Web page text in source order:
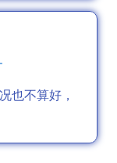
也不算好，